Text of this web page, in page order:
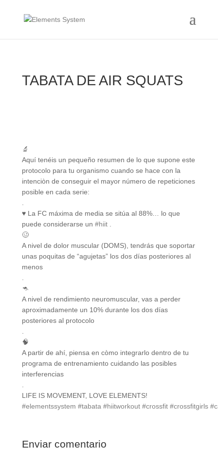
TABATA DE AIR SQUATS
🔬
Aquí tenéis un pequeño resumen de lo que supone este
protocolo para tu organismo cuando se hace con la
intenciòn de conseguir el mayor número de repeticiones
posible en cada serie:
♥️ La FC máxima de media se sitúa al 88%… lo que
puede considerarse un #hiit.
🥴
A nivel de dolor muscular (DOMS), tendrás que soportar
unas poquitas de “agujetas” los dos días posteriores al
menos
🦘
A nivel de rendimiento neuromuscular, vas a perder
aproximadamente un 10% durante los dos días
posteriores al protocolo
🧠
A partir de ahí, piensa en còmo integrarlo dentro de tu
programa de entrenamiento cuidando las posibles
interferencias
LIFE IS MOVEMENT, LOVE ELEMENTS!
#elementssystem #tabata #hiitworkout #crossfit #crossfitgirls
Enviar comentario